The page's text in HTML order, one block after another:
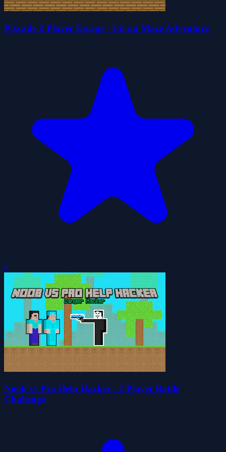
Pixcade 2 Player Escape - Co-op Maze Adventure
0
Noob vs Pro Help Hacker - 2 Player Battle
Challenge